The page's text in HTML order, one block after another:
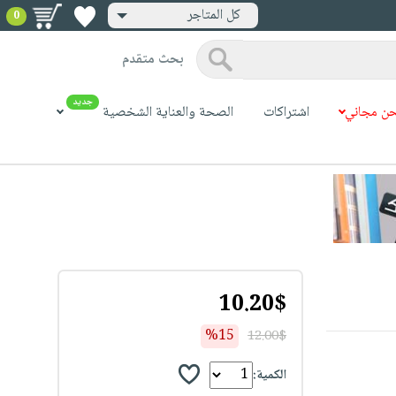
كل المتاجر 0
بحث متقدم
مجاني اشتراكات الصحة والعناية الشخصية جديد
10.20$
12.00$
%15
الكمية: